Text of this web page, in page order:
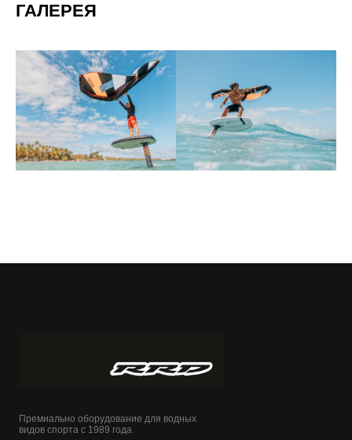
ГАЛЕРЕЯ
Премиально оборудование для водных
видов спорта с 1989 года